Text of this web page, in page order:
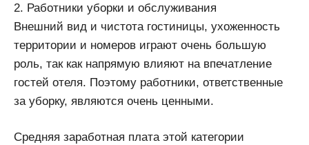
2. Работники уборки и обслуживания
Внешний вид и чистота гостиницы, ухоженность
территории и номеров играют очень большую
роль, так как напрямую влияют на впечатление
гостей отеля. Поэтому работники, ответственные
за уборку, являются очень ценными.
Средняя заработная плата этой категории